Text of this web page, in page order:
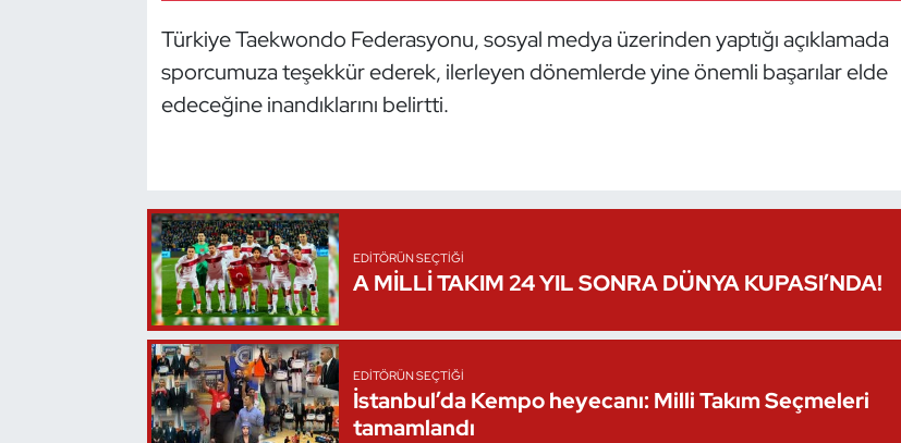
Türkiye Taekwondo Federasyonu, sosyal medya üzerinden yaptığı açıklamada
sporcumuza teşekkür ederek, ilerleyen dönemlerde yine önemli başarılar elde
edeceğine inandıklarını belirtti.
EDITÖRÜN SEÇTIĞI
A MİLLİ TAKIM 24 YIL SONRA DÜNYA KUPASI’NDA!
EDITÖRÜN SEÇTIĞI
İstanbul’da Kempo heyecanı: Milli Takım Seçmeleri
tamamlandı
Oryantiring
Özel Sporcular
Paralimpik